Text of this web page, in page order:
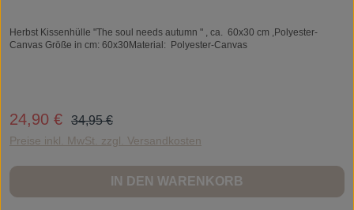
Herbst Kissenhülle "The soul needs autumn " , ca. 60x30 cm ,Polyester-
Canvas Größe in cm: 60x30Material: Polyester-Canvas
Verkaufspreis:
24,90 € Regulärer Preis:
34,95 €
Preise inkl. MwSt. zzgl. Versandkosten
IN DEN WARENKORB